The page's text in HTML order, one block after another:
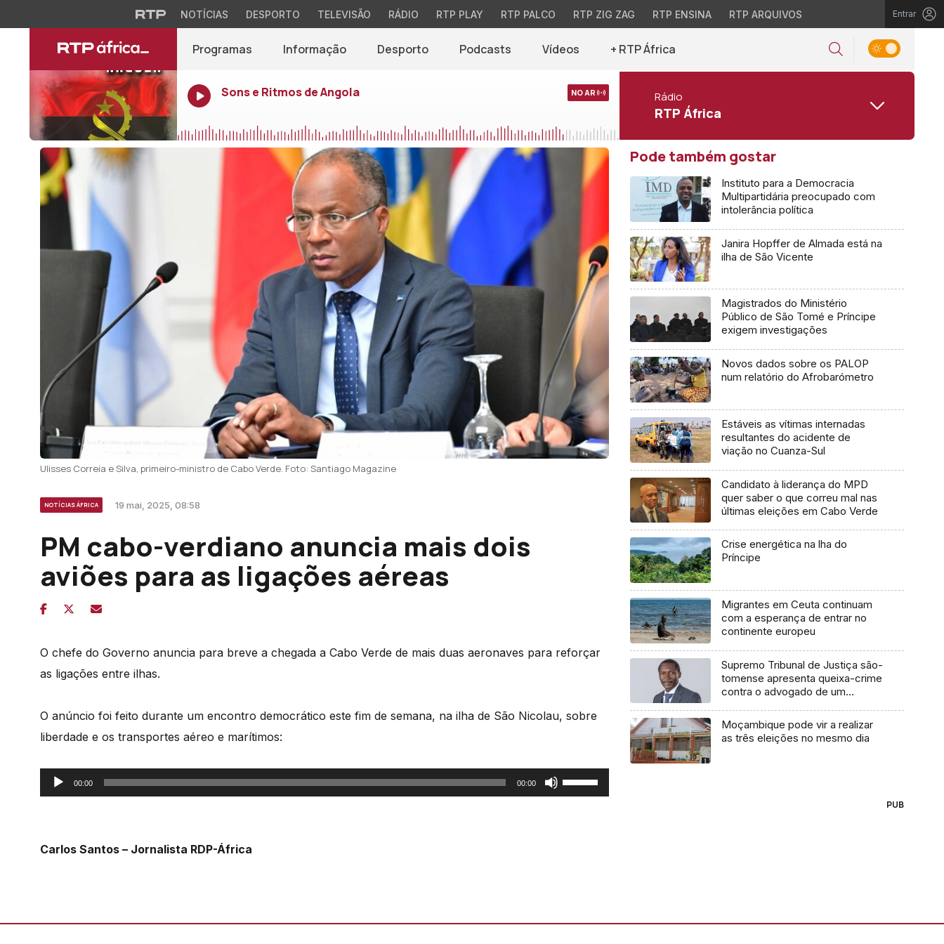
NOTÍCIAS DESPORTO TELEVISÃO RÁDIO RTP PLAY RTP PALCO RTP ZIG ZAG RTP ENSINA RTP ARQUIVOS Entrar
Programas Informação Desporto Podcasts Vídeos + RTP África
Sons e Ritmos de Angola NO AR Rádio
RTP África
Ulisses Correia e Silva, primeiro-ministro de Cabo Verde. Foto: Santiago Magazine
NOTÍCIAS ÁFRICA 19 mai, 2025, 08:58
PM cabo-verdiano anuncia mais dois
aviões para as ligações aéreas
O chefe do Governo anuncia para breve a chegada a Cabo Verde de mais duas aeronaves para reforçar
as ligações entre ilhas.
O anúncio foi feito durante um encontro democrático este fim de semana, na ilha de São Nicolau, sobre
liberdade e os transportes aéreo e marítimos:
Reprodutor
de
00:00 00:00
Use
as
diminuir
Carlos Santos – Jornalista RDP-África
Pode também gostar
Instituto para a Democracia
Multipartidária preocupado com
intolerância política
Janira Hopffer de Almada está na
ilha de São Vicente
Magistrados do Ministério
Público de São Tomé e Príncipe
exigem investigações
Novos dados sobre os PALOP
num relatório do Afrobarómetro
Estáveis as vítimas internadas
resultantes do acidente de
viação no Cuanza-Sul
Candidato à liderança do MPD
quer saber o que correu mal nas
últimas eleições em Cabo Verde
Crise energética na lha do
Príncipe
Migrantes em Ceuta continuam
com a esperança de entrar no
continente europeu
Supremo Tribunal de Justiça são-
tomense apresenta queixa-crime
contra o advogado de um
Moçambique pode vir a realizar
as três eleições no mesmo dia
PUB